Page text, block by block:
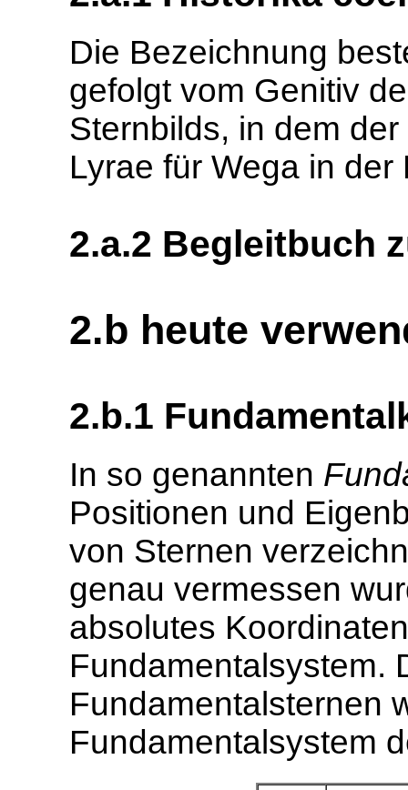
Die Bezeichnung
gefolgt vom Genitiv
Sternbilds, in dem
Lyrae für Wega in der
2.a.2 Begleitbuch
2.b heute
2.b.1
In so genannten
Positionen und
von Sternen
genau vermessen
absolutes
Fundamentalsystem.
Fundamentalsternen
Fundamentalsystem